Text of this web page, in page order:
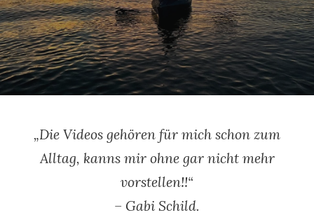
„Die Videos gehören für mich schon zum
Alltag, kanns mir ohne gar nicht mehr
vorstellen!!“
– Gabi Schild.